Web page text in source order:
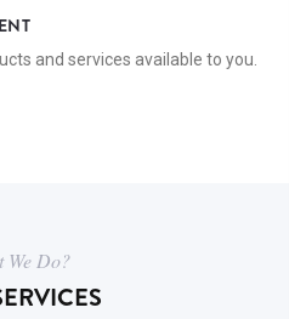
and services available to you.
We Do?